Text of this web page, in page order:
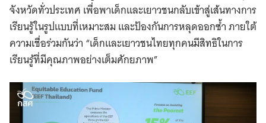
จังหวัดทั่วประเทศ เพื่อพาเด็กและเยาวชนกลับเข้าสู่เส้นทางการ
เรียนรู้ในรูปแบบที่เหมาะสม และป้องกันการหลุดออกซ้ำ ภายใต้
ความเชื่อร่วมกันว่า “เด็กและเยาวชนไทยทุกคนมีสิทธิในการ
เรียนรู้ที่มีคุณภาพอย่างเต็มศักยภาพ”